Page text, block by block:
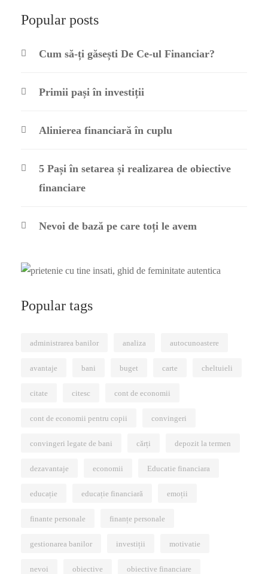
Popular posts
Cum să-ți găsești De Ce-ul Financiar?
Primii pași în investiții
Alinierea financiară în cuplu
5 Pași în setarea și realizarea de obiective
financiare
Nevoi de bază pe care toți le avem
Popular tags
administrarea banilor analiza autocunoastere
avantaje bani buget carte cheltuieli
citate citesc cont de economii
cont de economii pentru copii convingeri
convingeri legate de bani cărți depozit la termen
dezavantaje economii Educatie financiara
educație educație financiară emoții
finante personale finanțe personale
gestionarea banilor investiții motivatie
nevoi obiective obiective financiare